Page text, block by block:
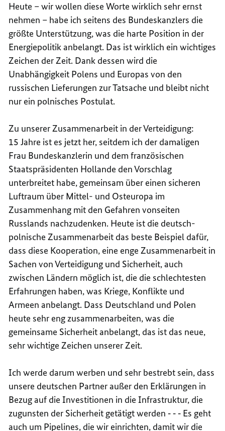
Heute – wir wollen diese Worte wirklich sehr ernst
nehmen – habe ich seitens des Bundeskanzlers die
größte Unterstützung, was die harte Position in der
Energiepolitik anbelangt. Das ist wirklich ein wichtiges
Zeichen der Zeit. Dank dessen wird die
Unabhängigkeit Polens und Europas von den
russischen Lieferungen zur Tatsache und bleibt nicht
nur ein polnisches Postulat.
Zu unserer Zusammenarbeit in der Verteidigung:
15 Jahre ist es jetzt her, seitdem ich der damaligen
Frau Bundeskanzlerin und dem französischen
Staatspräsidenten Hollande den Vorschlag
unterbreitet habe, gemeinsam über einen sicheren
Luftraum über Mittel- und Osteuropa im
Zusammenhang mit den Gefahren vonseiten
Russlands nachzudenken. Heute ist die deutsch-
polnische Zusammenarbeit das beste Beispiel dafür,
dass diese Kooperation, eine enge Zusammenarbeit in
Sachen von Verteidigung und Sicherheit, auch
zwischen Ländern möglich ist, die die schlechtesten
Erfahrungen haben, was Kriege, Konflikte und
Armeen anbelangt. Dass Deutschland und Polen
heute sehr eng zusammenarbeiten, was die
gemeinsame Sicherheit anbelangt, das ist das neue,
sehr wichtige Zeichen unserer Zeit.
Ich werde darum werben und sehr bestrebt sein, dass
unsere deutschen Partner außer den Erklärungen in
Bezug auf die Investitionen in die Infrastruktur, die
zugunsten der Sicherheit getätigt werden ‑ ‑ ‑ Es geht
auch um Pipelines, die wir einrichten, damit wir die